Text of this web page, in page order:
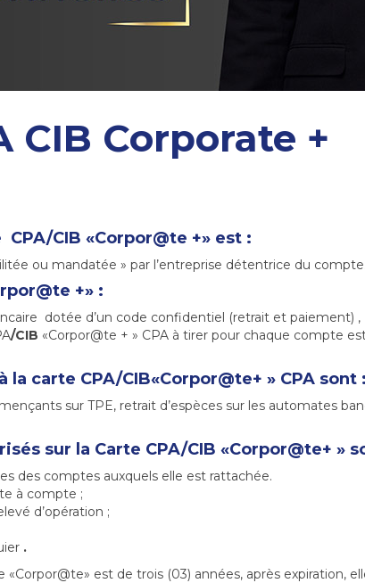
CIB Corporate +
CIB «Corpor@te +» est :
ou mandatée » par l’entreprise détentrice du compte.
+» :
dotée d’un code confidentiel (retrait et paiement) ,
/CIB «Corpor@te + » CPA à tirer pour chaque compte
la carte CPA/CIB«Corpor@te+ » CPA sont :
sur TPE, retrait d’espèces sur les automates
sur la Carte CPA/CIB «Corpor@te+ »
des comptes auxquels elle est rattachée.
à compte ;
d’opération ;
.
«Corpor@te» est de trois (03) années, après expiration,